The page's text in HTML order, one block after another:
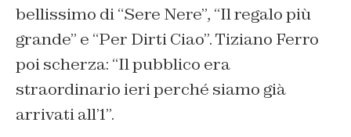
bellissimo di “Sere Nere”, “Il regalo più
grande” e “Per Dirti Ciao”. Tiziano Ferro
poi scherza: “Il pubblico era
straordinario ieri perché siamo già
arrivati all’1”.